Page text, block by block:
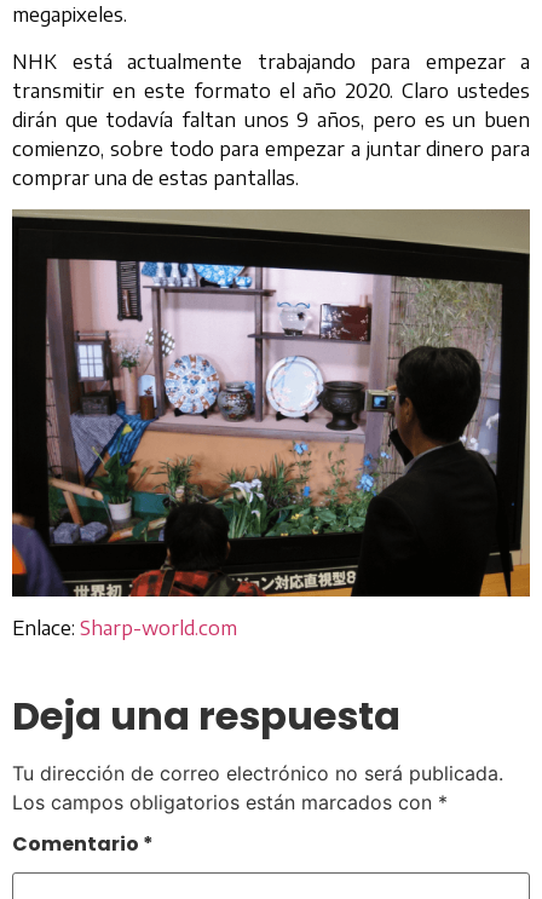
megapixeles.
NHK está actualmente trabajando para empezar a
transmitir en este formato el año 2020. Claro ustedes
dirán que todavía faltan unos 9 años, pero es un buen
comienzo, sobre todo para empezar a juntar dinero para
comprar una de estas pantallas.
Enlace: Sharp-world.com
Deja una respuesta
Tu dirección de correo electrónico no será publicada.
Los campos obligatorios están marcados con *
Comentario *